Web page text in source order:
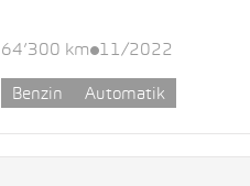
64’300 km 11/2022
Benzin Automatik